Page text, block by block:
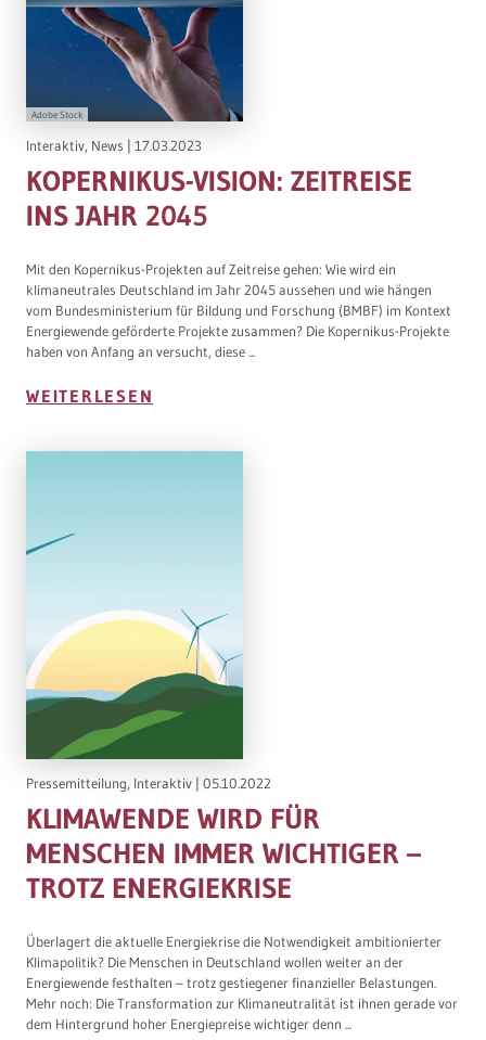
Adobe Stock
Interaktiv, News | 17.03.2023
KOPERNIKUS-VISION: ZEITREISE
INS JAHR 2045
Mit den Kopernikus-Projekten auf Zeitreise gehen: Wie wird ein
klimaneutrales Deutschland im Jahr 2045 aussehen und wie hängen
vom Bundesministerium für Bildung und Forschung (BMBF) im Kontext
Energiewende geförderte Projekte zusammen? Die Kopernikus-Projekte
haben von Anfang an versucht, diese ...
WEITERLESEN
Pressemitteilung, Interaktiv | 05.10.2022
KLIMAWENDE WIRD FÜR
MENSCHEN IMMER WICHTIGER –
TROTZ ENERGIEKRISE
Überlagert die aktuelle Energiekrise die Notwendigkeit ambitionierter
Klimapolitik? Die Menschen in Deutschland wollen weiter an der
Energiewende festhalten – trotz gestiegener finanzieller Belastungen.
Mehr noch: Die Transformation zur Klimaneutralität ist ihnen gerade vor
dem Hintergrund hoher Energiepreise wichtiger denn ...